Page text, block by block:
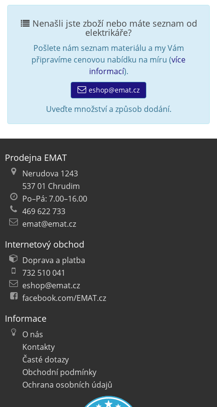
Nenašli jste zboží nebo máte seznam od
elektrikáře?
Pošlete nám seznam materiálu a my Vám
připravíme cenovou nabídku na míru (více
informací).
eshop@emat.cz
Uveďte množství a způsob dodání.
Prodejna EMAT
Nerudova 1243
537 01 Chrudim
Po–Pá: 7.00–16.00
469 622 733
emat@emat.cz
Internetový obchod
Doprava a platba
732 510 041
eshop@emat.cz
facebook.com/EMAT.cz
Informace
O nás
Kontakty
Časté dotazy
Obchodní podmínky
Ochrana osobních údajů